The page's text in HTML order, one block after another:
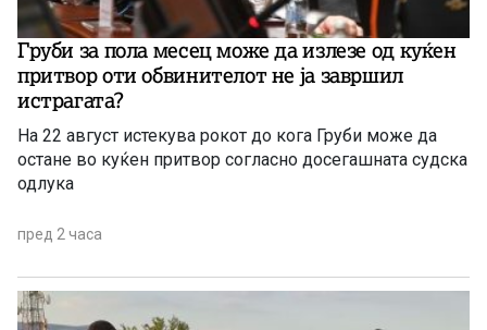
Груби за пола месец може да излезе од куќен
притвор оти обвинителот не ја завршил
истрагата?
На 22 август истекува рокот до кога Груби може да
остане во куќен притвор согласно досегашната судска
одлука
пред 2 часа